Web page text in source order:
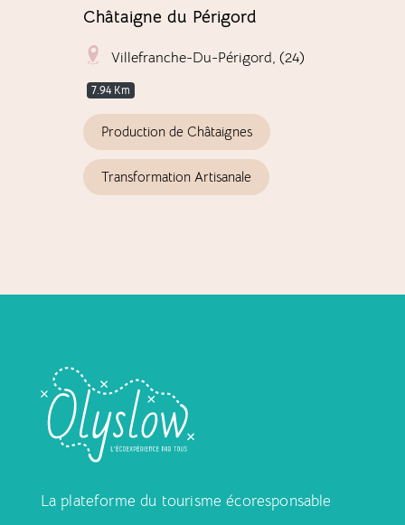
Châtaigne du Périgord
Villefranche-Du-Périgord, (24)
7.94 Km
Production de Châtaignes
Transformation Artisanale
La plateforme du tourisme écoresponsable